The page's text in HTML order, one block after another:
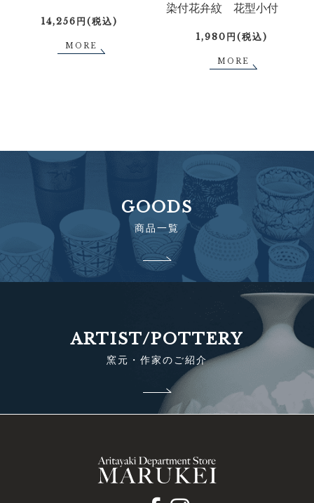
14,256円(税込)
MORE
染付花弁紋 花型小付
1,980円(税込)
MORE
GOODS
商品一覧
ARTIST/POTTERY
窯元・作家のご紹介